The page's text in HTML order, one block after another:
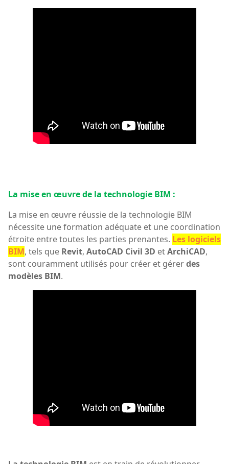
La mise en œuvre de la technologie BIM :
La mise en œuvre réussie de la technologie BIM
nécessite une formation adéquate et une coordination
étroite entre toutes les parties prenantes. Les logiciels
BIM, tels que Revit, AutoCAD Civil 3D etArchiCAD,
sont couramment utilisés pour créer et gérerdes
modèles BIM.